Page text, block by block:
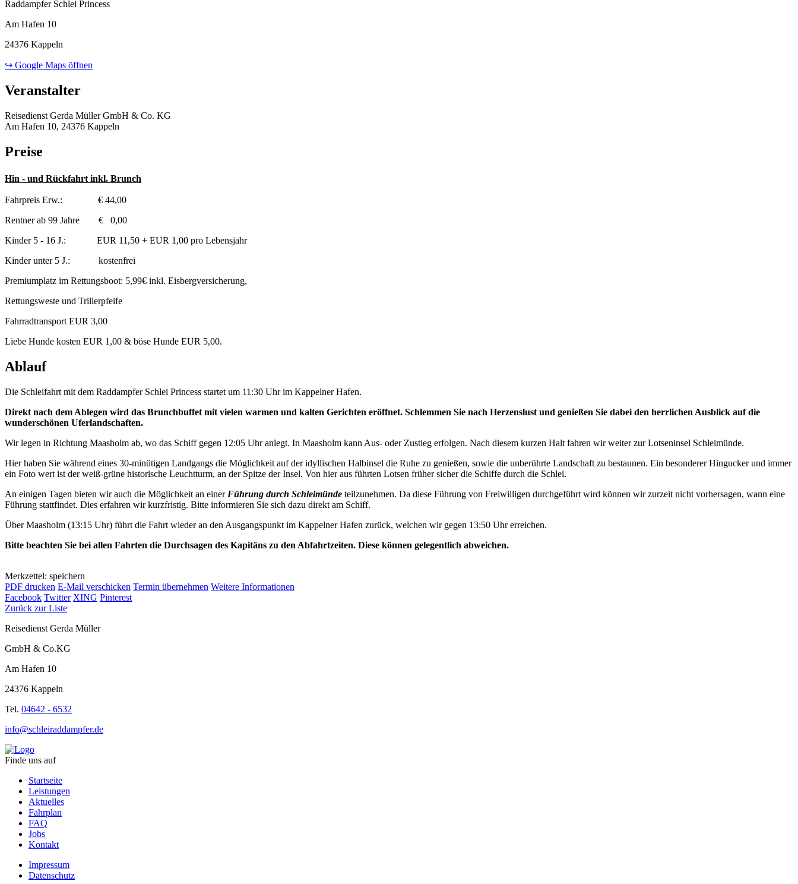
Raddampfer Schlei Princess
Am Hafen 10
24376 Kappeln
↪ Google Maps öffnen
Veranstalter
Reisedienst Gerda Müller GmbH & Co. KG
Am Hafen 10, 24376 Kappeln
Preise
Hin - und Rückfahrt inkl. Brunch
Fahrpreis Erw.: € 44,00
Rentner ab 99 Jahre € 0,00
Kinder 5 - 16 J.: EUR 11,50 + EUR 1,00 pro Lebensjahr
Kinder unter 5 J.: kostenfrei
Premiumplatz im Rettungsboot: 5,99€ inkl. Eisbergversicherung,
Rettungsweste und Trillerpfeife
Fahrradtransport EUR 3,00
Liebe Hunde kosten EUR 1,00 & böse Hunde EUR 5,00.
Ablauf
Die Schleifahrt mit dem Raddampfer Schlei Princess startet um 11:30 Uhr im Kappelner Hafen.
Direkt nach dem Ablegen wird das Brunchbuffet mit vielen warmen und kalten Gerichten eröffnet. Schlemmen Sie nach Herzenslust und genießen Sie dabei den herrlichen Ausblick auf die
wunderschönen Uferlandschaften.
Wir legen in Richtung Maasholm ab, wo das Schiff gegen 12:05 Uhr anlegt. In Maasholm kann Aus- oder Zustieg erfolgen. Nach diesem kurzen Halt fahren wir weiter zur Lotseninsel Schleimünde.
Hier haben Sie während eines 30-minütigen Landgangs die Möglichkeit auf der idyllischen Halbinsel die Ruhe zu genießen, sowie die unberührte Landschaft zu bestaunen. Ein besonderer Hingucker und immer
ein Foto wert ist der weiß-grüne historische Leuchtturm, an der Spitze der Insel. Von hier aus führten Lotsen früher sicher die Schiffe durch die Schlei.
An einigen Tagen bieten wir auch die Möglichkeit an einer Führung durch Schleimünde teilzunehmen. Da diese Führung von Freiwilligen durchgeführt wird können wir zurzeit nicht vorhersagen, wann eine
Führung stattfindet. Dies erfahren wir kurzfristig. Bitte informieren Sie sich dazu direkt am Schiff.
Über Maasholm (13:15 Uhr) führt die Fahrt wieder an den Ausgangspunkt im Kappelner Hafen zurück, welchen wir gegen 13:50 Uhr erreichen.
Bitte beachten Sie bei allen Fahrten die Durchsagen des Kapitäns zu den Abfahrtzeiten. Diese können gelegentlich abweichen.
Merkzettel: speichern
PDF drucken E-Mail verschicken Termin übernehmen Weitere Informationen
Facebook Twitter XING Pinterest
Zurück zur Liste
Reisedienst Gerda Müller
GmbH & Co.KG
Am Hafen 10
24376 Kappeln
Tel. 04642 - 6532
info@schleiraddampfer.de
Finde uns auf
Startseite
Leistungen
Aktuelles
Fahrplan
FAQ
Jobs
Kontakt
Impressum
Datenschutz